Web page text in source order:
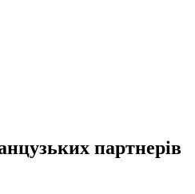
партнерів